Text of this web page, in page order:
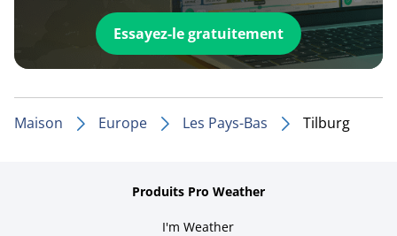
Essayez-le gratuitement
Maison Europe Les Pays-Bas Tilburg
Produits Pro Weather
I'm Weather